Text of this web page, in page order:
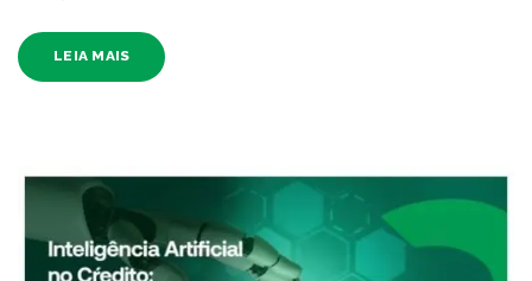
LEIA MAIS